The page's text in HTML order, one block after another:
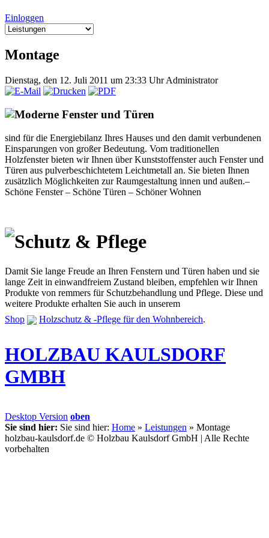
Einloggen
Montage
Dienstag, den 12. Juli 2011 um 23:33 UhrAdministrator
Moderne Fenster und Türen
sind für die Energiebilanz Ihres Hauses und den damit verbundenen
Einsparungen von großer Bedeutung. Vom traditionellen
Holzfenster bieten wir Ihnen über Kunststoffenster auch Fenster und
Türen aus pulverbeschichtetem Leichtmetall an. Sie bieten Ihnen
zusätzlich Möglichkeiten zur Raumgestaltung innen und außen.–
Schöne Fenster – Schöne Türen – Schöner Wohnen
Schutz & Pflege
Damit Sie lange Freude an Ihren Fenstern und Türen haben und sie
lange Zeit in einwandfreiem Zustand bleiben, empfehlen wir Ihnen
Produkte von remmers für Schutzbehandlung und Pflege. Diese und
weitere Produkte erhalten Sie auch in unserem
Shop
Holzschutz & -Pflege für den Wohnbereich
HOLZBAU KAULSDORF
GMBH
Desktop Version oben
Sie sind hier: Sie sind hier: Home » Leistungen » Montage
holzbau-kaulsdorf.de © Holzbau Kaulsdorf GmbH | Alle Rechte
vorbehalten